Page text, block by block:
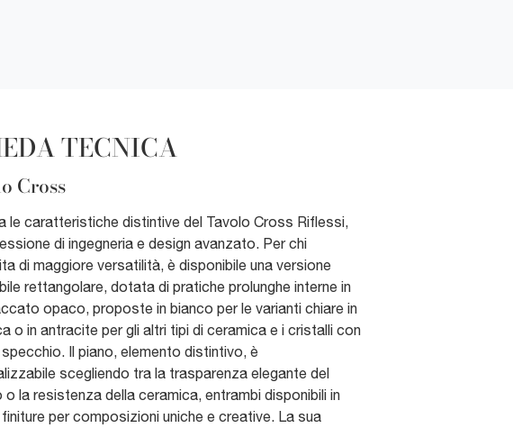
TECNICA
Cross
le caratteristiche distintive del Tavolo Cross Riflessi,
di ingegneria e design avanzato. Per chi
di maggiore versatilità, è disponibile una versione
rettangolare, dotata di pratiche prolunghe interne in
opaco, proposte in bianco per le varianti chiare in
o in antracite per gli altri tipi di ceramica e i cristalli con
Il piano, elemento distintivo, è
scegliendo tra la trasparenza elegante del
o la resistenza della ceramica, entrambi disponibili in
per composizioni uniche e creative. La sua